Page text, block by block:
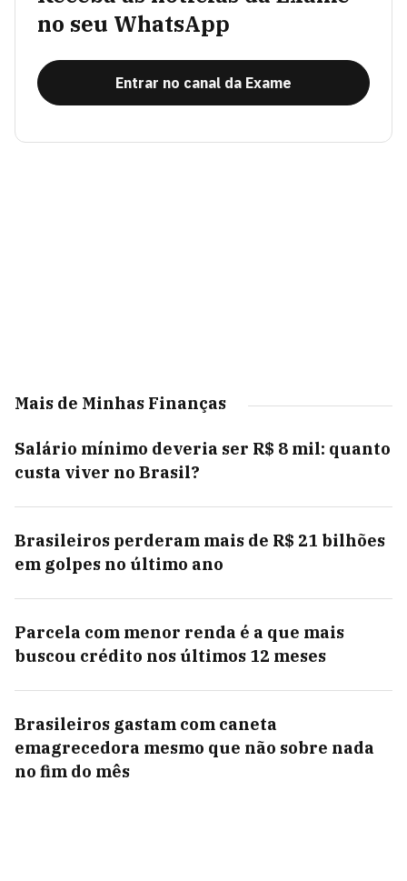
no seu WhatsApp
Entrar no canal da Exame
Mais de Minhas Finanças
Salário mínimo deveria ser R$ 8 mil: quanto
custa viver no Brasil?
Brasileiros perderam mais de R$ 21 bilhões
em golpes no último ano
Parcela com menor renda é a que mais
buscou crédito nos últimos 12 meses
Brasileiros gastam com caneta
emagrecedora mesmo que não sobre nada
no fim do mês